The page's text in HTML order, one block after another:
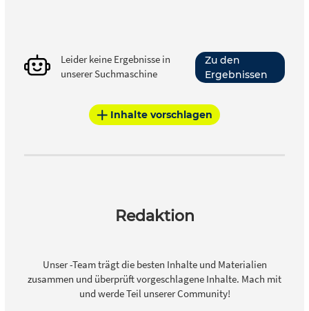
Leider keine Ergebnisse in
unserer Suchmaschine
Zu den
Ergebnissen
Inhalte vorschlagen
Redaktion
Unser -Team trägt die besten Inhalte und Materialien
zusammen und überprüft vorgeschlagene Inhalte. Mach mit
und werde Teil unserer Community!